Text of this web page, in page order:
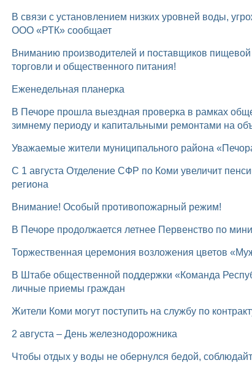
В связи с установлением низких уровней воды, угрожающей безопасности перевозки пассажиров,
ООО «РТК» сообщает
Вниманию производителей и поставщиков пищевой продукции, представителей предприятий
торговли и общественного питания!
Еженедельная планерка
В Печоре прошла выездная проверка в рамках общественного контроля за подготовкой к осенне-
зимнему периоду и капитальными ремонтами на
Уважаемые жители муниципального района
С 1 августа Отделение СФР по Коми увеличит пенсии более 75 тыс. работающих пенсионеров
региона
Внимание! Особый противопожарный режим!
В Печоре продолжается летнее Первенство по
Торжественная церемония возложения цветов
В Штабе общественной поддержки «Команда Республики Коми» депутаты Совета района проводят
личные приемы граждан
Жители Коми могут поступить на службу по
2 августа – День железнодорожника
Чтобы отдых у воды не обернулся бедой,